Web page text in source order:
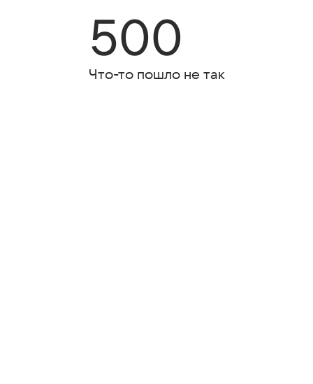
500
Что-то пошло не так